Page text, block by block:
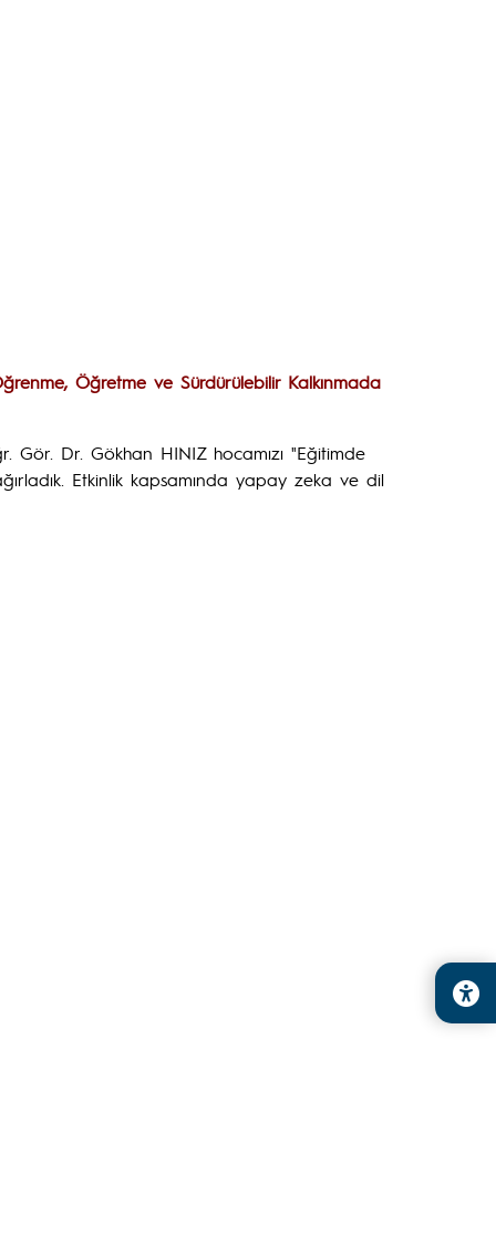
Öğretme ve Sürdürülebilir Kalkınmada
Gör. Dr. Gökhan HINIZ hocamızı "Eğitimde
Etkinlik kapsamında yapay zeka ve dil